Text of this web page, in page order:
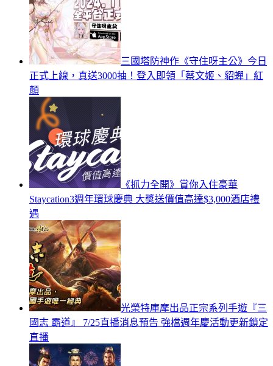
三國塔防神作《守住呀主公》今日
正式上線，真送3000抽！登入即領「蔡文姬、貂蟬」紅
顏
《抓力全開》賞你入住豪華
Staycation3週年環球慶典 大獎送價值高達$3,000酒店禮
遇
光榮特庫摩出品正宗系列手遊『三
國志 霸道』 7/25直播消息預告 強檔週年慶活動更新鎖定
直播